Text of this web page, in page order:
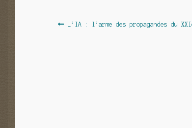
Navigation
Article
L’IA : l’arme des propagandes du